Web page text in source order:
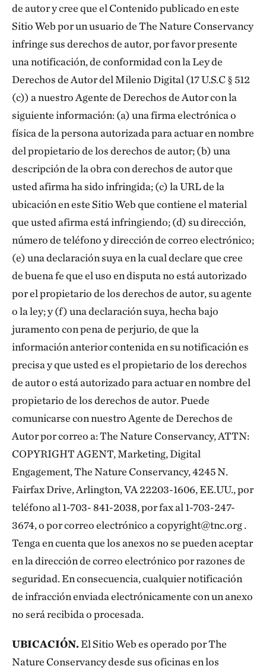
de autor y cree que el Contenido publicado en este
Sitio Web por un usuario de The Nature Conservancy
infringe sus derechos de autor, por favor presente
una notificación, de conformidad con la Ley de
Derechos de Autor del Milenio Digital (17 U.S.C § 512
(c)) a nuestro Agente de Derechos de Autor con la
siguiente información: (a) una firma electrónica o
física de la persona autorizada para actuar en nombre
del propietario de los derechos de autor; (b) una
descripción de la obra con derechos de autor que
usted afirma ha sido infringida; (c) la URL de la
ubicación en este Sitio Web que contiene el material
que usted afirma está infringiendo; (d) su dirección,
número de teléfono y dirección de correo electrónico;
(e) una declaración suya en la cual declare que cree
de buena fe que el uso en disputa no está autorizado
por el propietario de los derechos de autor, su agente
o la ley; y (f) una declaración suya, hecha bajo
juramento con pena de perjurio, de que la
información anterior contenida en su notificación es
precisa y que usted es el propietario de los derechos
de autor o está autorizado para actuar en nombre del
propietario de los derechos de autor. Puede
comunicarse con nuestro Agente de Derechos de
Autor por correo a: The Nature Conservancy, ATTN:
COPYRIGHT AGENT, Marketing, Digital
Engagement, The Nature Conservancy, 4245 N.
Fairfax Drive, Arlington, VA 22203-1606, EE.UU., por
teléfono al 1-703- 841-2038, por fax al 1-703-247-
3674, o por correo electrónico a copyright@tnc.org .
Tenga en cuenta que los anexos no se pueden aceptar
en la dirección de correo electrónico por razones de
seguridad. En consecuencia, cualquier notificación
de infracción enviada electrónicamente con un anexo
no será recibida o procesada.
UBICACIÓN.El Sitio Web es operado por The
Nature Conservancy desde sus oficinas en los